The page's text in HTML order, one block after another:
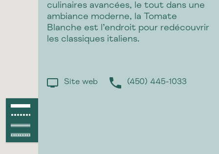
culinaires avancées, le tout dans une
ambiance moderne, la Tomate
Blanche est l’endroit pour redécouvrir
les classiques italiens.
Site web (450) 445-1033
●●●●●●●●●●●●
●●●●●●●●●●●●●●●●